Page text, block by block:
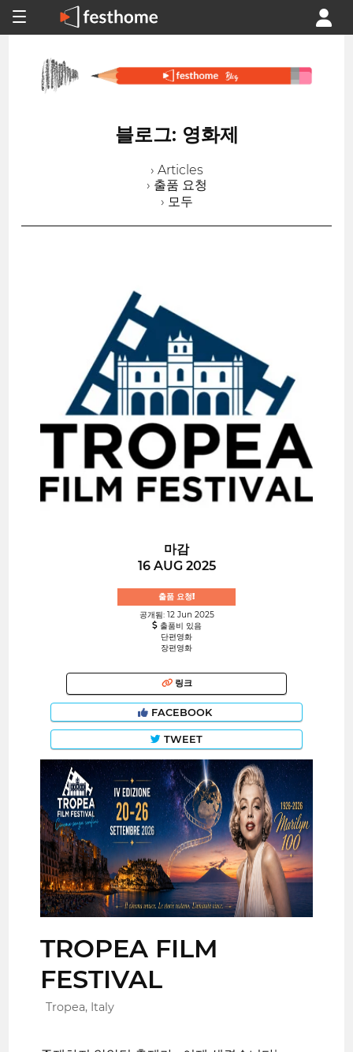
블로그: 영화제
› Articles
› 출품 요청
› 모두
마감
16 AUG 2025
출품 요청!
공개됨: 12 Jun 2025
출품비 있음
단편영화
장편영화
링크
FACEBOOK
TWEET
TROPEA FILM
FESTIVAL
Tropea, Italy